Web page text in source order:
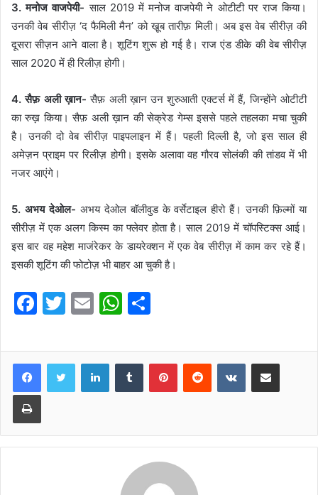
3. मनोज वाजपेयी-साल 2019 में मनोज वाजपेयी ने ओटीटी पर राज किया।
उनकी वेब सीरीज़ ‘द फैमिली मैन’ को खू़ब तारीफ़ मिली। अब इस वेब सीरीज़ की
दूसरा सीज़न आने वाला है। शूटिंग शुरू हो गई है। राज एंड डीके की वेब सीरीज़
साल 2020 में ही रिलीज़ होगी।
4. सैफ़ अली ख़ान-सैफ़ अली ख़ान उन शुरुआती एक्टर्स में हैं, जिन्होंने ओटीटी
का रुख़ किया। सैफ़ अली ख़ान की सेक्रेड गेम्स इससे पहले तहलका मचा चुकी
है। उनकी दो वेब सीरीज़ पाइपलाइन में हैं। पहली दिल्ली है, जो इस साल ही
अमेज़न प्राइम पर रिलीज़ होगी। इसके अलावा वह गौरव सोलंकी की तांडव में भी
नजर आएंगे।
5. अभय देओल- अभय देओल बॉलीवुड के वर्सेटाइल हीरो हैं। उनकी फ़िल्मों या
सीरीज़ में एक अलग किस्म का फ्लेवर होता है। साल 2019 में चॉपस्टिक्स आई।
इस बार वह महेश माजंरेकर के डायरेक्शन में एक वेब सीरीज़ में काम कर रहे हैं।
इसकी शूटिंग की फोटोज़ भी बाहर आ चुकी है।
F
c
e
b
o
o
T
itt
er
E
ai
l
W
at
s
A
p
ar
e